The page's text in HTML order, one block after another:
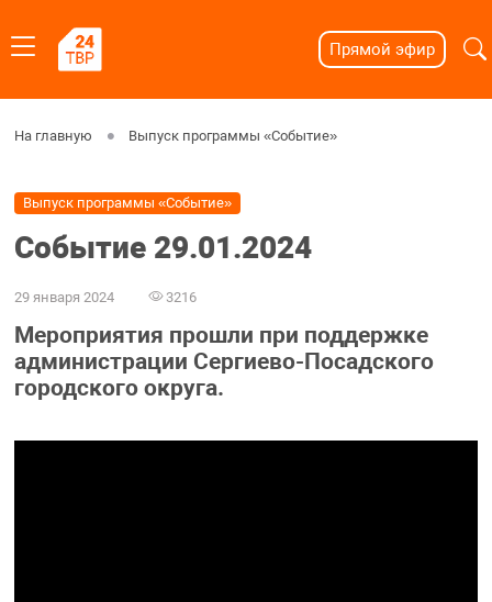
Прямой эфир
На главную Выпуск программы «Событие»
Выпуск программы «Событие»
Событие 29.01.2024
29 января 2024 3216
Мероприятия прошли при поддержке
администрации Сергиево-Посадского
городского округа.